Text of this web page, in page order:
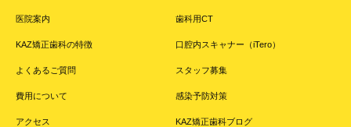
医院案内
KAZ矯正歯科の特徴
よくあるご質問
費用について
アクセス
歯科用CT
口腔内スキャナー（iTero）
スタッフ募集
感染予防対策
KAZ矯正歯科ブログ